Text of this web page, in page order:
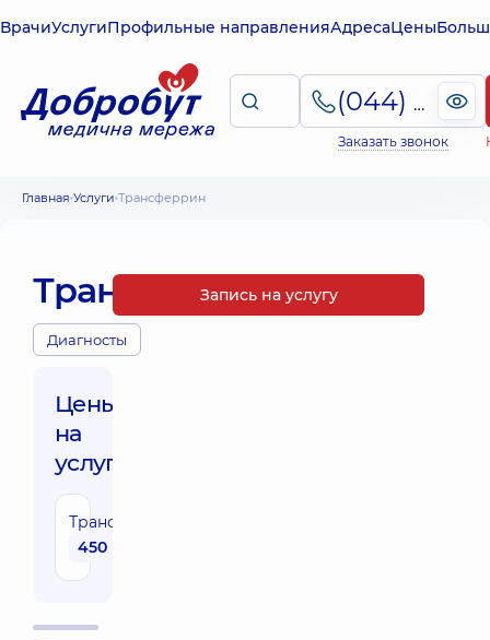
ВрачиУслугиПрофильные направленияАдресаЦены
(044) 495-2-888
Заказать звонок
Главная Услуги Трансферрин
Трансферрин
Диагносты
Цены
на
услуги:
Трансферрин
450 грн
Запись на услугу